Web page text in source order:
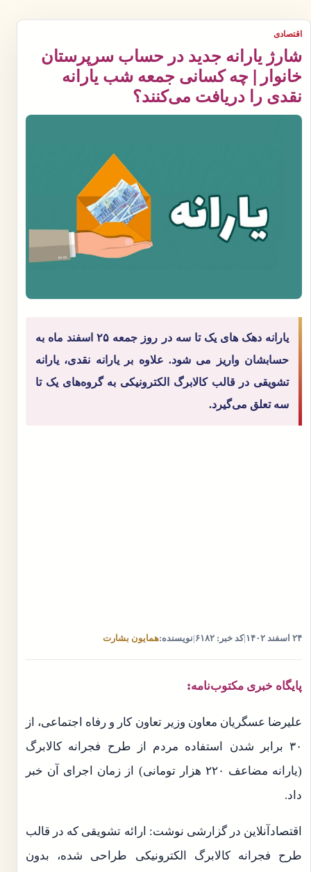
اقتصادی
شارژ یارانه جدید در حساب سرپرستان
خانوار | چه کسانی جمعه شب یارانه
نقدی را دریافت می‌کنند؟
یارانه دهک‌ های یک تا سه در روز جمعه ۲۵ اسفند ماه به
حسابشان واریز می‌ شود. علاوه بر یارانه نقدی، یارانه
تشویقی در قالب کالابرگ الکترونیکی به گروه‌های یک تا
سه تعلق می‌گیرد.
۲۴ اسفند ۱۴۰۲ |کد خبر: ۶۱۸۲ نویسنده:همایون بشارت
پایگاه خبری مکتوب‌نامه:
علیرضا عسگریان معاون وزیر تعاون کار و رفاه اجتماعی، از
۳۰ برابر شدن استفاده مردم از طرح فجرانه کالابرگ
(یارانه مضاعف ۲۲۰ هزار تومانی) از زمان اجرای آن خبر
داد.
اقتصادآنلاین در گزارشی نوشت: ارائه تشویقی که در قالب
طرح فجرانه کالابرگ الکترونیکی طراحی شده، بدون